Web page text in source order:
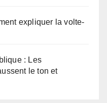
expliquer la volte-
: Les
le ton et